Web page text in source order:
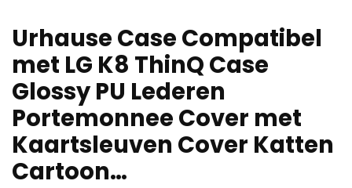
Urhause Case Compatibel
met LG K8 ThinQ Case
Glossy PU Lederen
Portemonnee Cover met
Kaartsleuven Cover Katten
Cartoon…